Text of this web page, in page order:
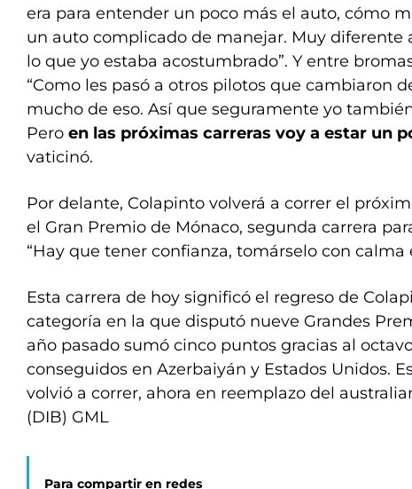
era para entender un poco más el auto, cómo
un auto complicado de manejar. Muy diferente
lo que yo estaba acostumbrado”. Y entre
“Como les pasó a otros pilotos que cambiaron
mucho de eso. Así que seguramente yo
Pero en las próximas carreras voy a estar un
vaticinó.
Por delante, Colapinto volverá a correr el
el Gran Premio de Mónaco, segunda carrera
“Hay que tener confianza, tomárselo con calma
Esta carrera de hoy significó el regreso de
categoría en la que disputó nueve Grandes
año pasado sumó cinco puntos gracias al
conseguidos en Azerbaiyán y Estados Unidos.
volvió a correr, ahora en reemplazo del
(DIB) GML
Para compartir en redes